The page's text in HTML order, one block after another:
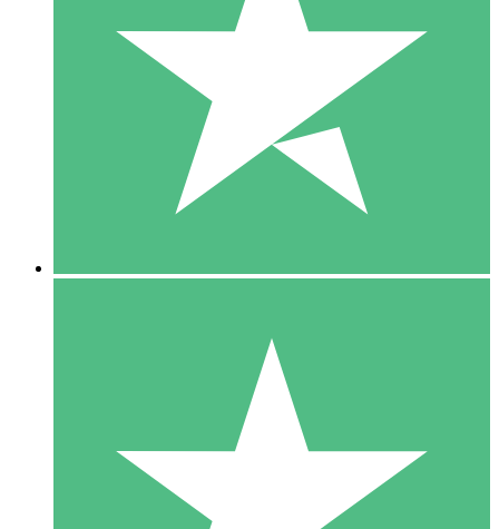
Zahlen Sie nach Bedarf mit Download-Credits. Keine
monatliche Verpflichtung erforderlich.
10 00
10 Downloads
20 00